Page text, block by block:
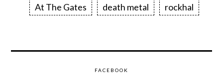
At The Gates death metal rockhal
FACEBOOK